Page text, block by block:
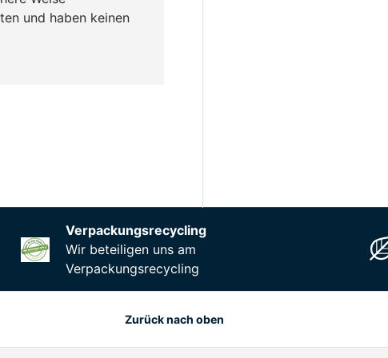
und haben keinen
Verpackungsrecycling
Wir beteiligen uns am
Verpackungsrecycling
Zurück nach oben